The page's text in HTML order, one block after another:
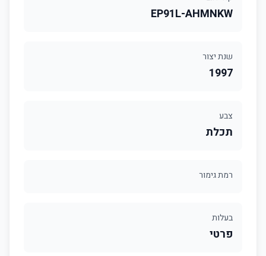
EP91L-AHMNKW
שנת יצור
1997
צבע
תכלת
רמת גימור
בעלות
פרטי